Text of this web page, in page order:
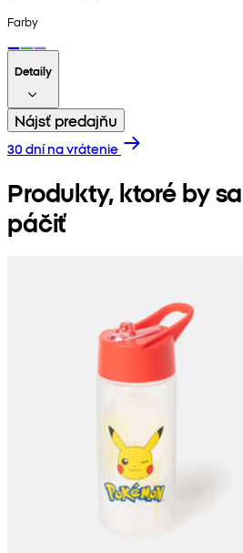
Farby
Detaily
Nájsť predajňu
30 dní na vrátenie
Produkty, ktoré by
páčiť